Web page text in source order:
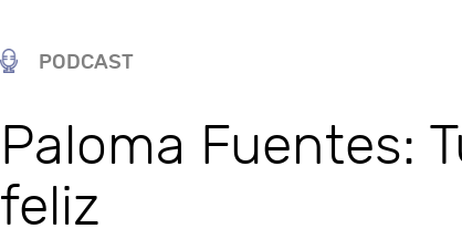
PODCAST
Paloma Fuentes:
feliz